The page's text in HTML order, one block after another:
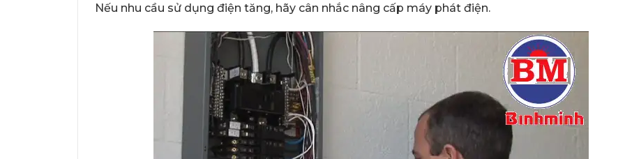
Nếu nhu cầu sử dụng điện tăng, hãy cân nhắc nâng cấp máy phát điện.